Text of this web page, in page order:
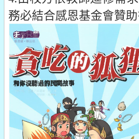
務必結合感恩基金會贊